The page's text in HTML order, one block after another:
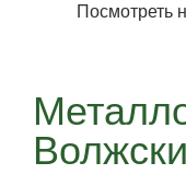
Посмотреть